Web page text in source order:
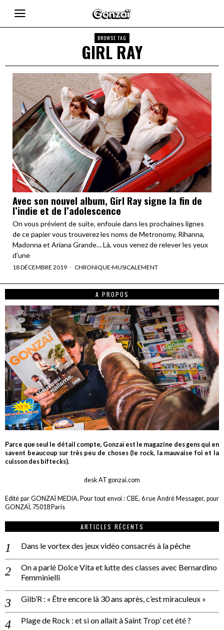
BROWSE TAG
GIRL RAY
Avec son nouvel album, Girl Ray signe la fin de
l’indie et de l’adolescence
On vous prévient de suite, enfouie dans les prochaines lignes
de ce papier vous trouverez les noms de Metronomy, Rihanna,
Madonna et Ariana Grande… Là, vous venez de relever les yeux
d’une
18 DÉCEMBRE 2019 CHRONIQUE·MUSICALEMENT
A PROPOS
Parce que seul le détail compte, Gonzaï est le magazine des gens qui en
savent beaucoup sur très peu de choses (le rock, la mauvaise foi et la
cuisson des biftecks).
desk AT gonzai.com
Edité par GONZAÏ MEDIA. Pour tout envoi : CBE, 6 rue André Messager, pour
GONZAÏ, 75018 Paris
ARTICLES RÉCENTS
Dans le vortex des jeux vidéo consacrés à la pêche
On a parlé Dolce Vita et lutte des classes avec Bernardino
Femminielli
Gilb’R : « Être encore là 30 ans après, c’est miraculeux »
Plage de Rock : et si on allait à Saint Trop’ cet été ?